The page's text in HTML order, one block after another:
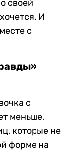
своей
И
с
с
меньше,
которые не
форме на